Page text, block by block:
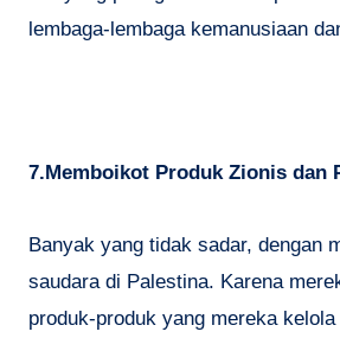
lembaga-lembaga kemanusiaan
7.Memboikot Produk Zionis dan
Banyak yang tidak sadar, dengan
saudara di Palestina. Karena
produk-produk yang mereka